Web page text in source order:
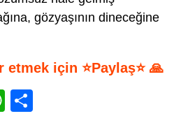
gözyaşının dineceğine
için ⭐Paylaş⭐ 🙏
W